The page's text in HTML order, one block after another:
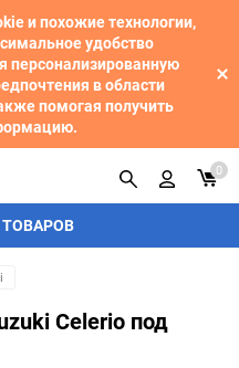
и похожие технологии,
удобство
персонализированную
в области
помогая получить
ТОВАРОВ
0
Celerio под